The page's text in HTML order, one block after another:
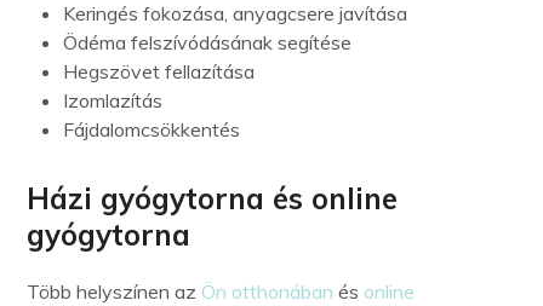
Keringés fokozása, anyagcsere javítása
Ödéma felszívódásának segítése
Hegszövet fellazítása
Izomlazítás
Fájdalomcsökkentés
Házi gyógytorna és online
gyógytorna
Több helyszínen az Ön otthonában és online